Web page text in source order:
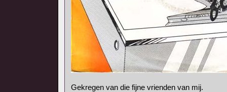
Gekregen van die fijne vrienden van mij.